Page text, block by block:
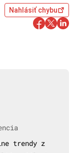
Nahlásiť chybu
trendy z